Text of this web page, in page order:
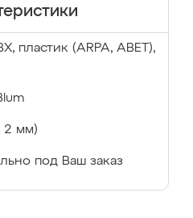
пластик (ARPA, ABET),
2 мм)
под Ваш заказ